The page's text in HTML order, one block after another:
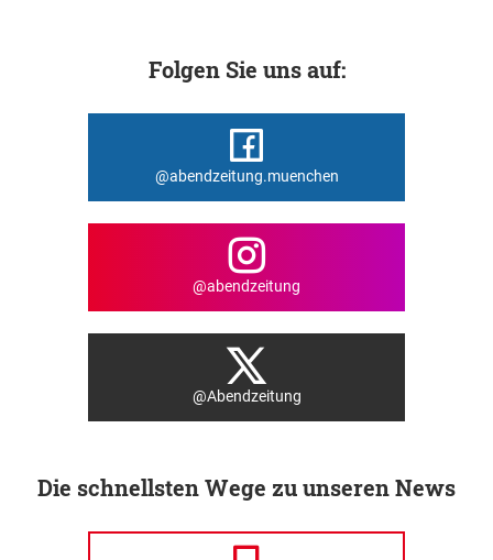
Folgen Sie uns auf:
@abendzeitung.muenchen
@abendzeitung
@Abendzeitung
Die schnellsten Wege zu unseren News